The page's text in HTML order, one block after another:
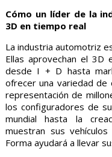
Cómo un líder de la
3D en tiempo real
La industria automotriz
Ellas aprovechan el
desde I + D hasta
ofrecer una variedad de
representación de
los configuradores de
mundial hasta la
muestran sus
Forma ayudará a llevar